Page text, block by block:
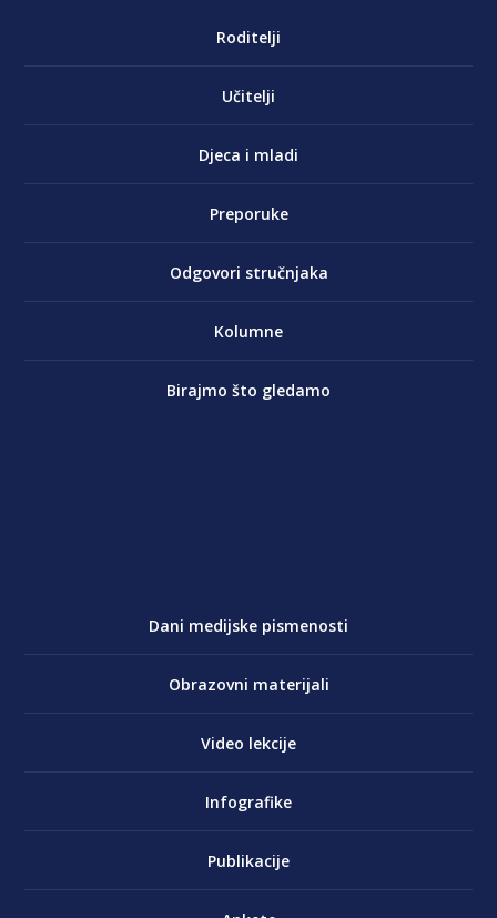
Roditelji
Učitelji
Djeca i mladi
Preporuke
Odgovori stručnjaka
Kolumne
Birajmo što gledamo
Dani medijske pismenosti
Obrazovni materijali
Video lekcije
Infografike
Publikacije